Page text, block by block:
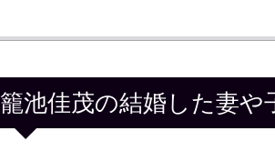
籠池佳茂の結婚した妻や